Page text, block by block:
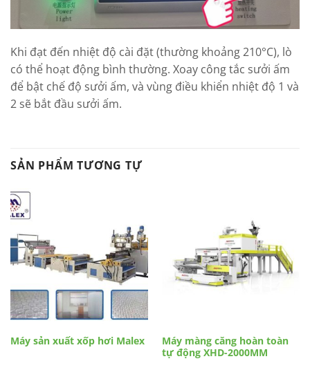
Khi đạt đến nhiệt độ cài đặt (thường khoảng 210°C), lò
có thể hoạt động bình thường. Xoay công tắc sưởi ấm
để bật chế độ sưởi ấm, và vùng điều khiển nhiệt độ 1 và
2 sẽ bắt đầu sưởi ấm.
SẢN PHẨM TƯƠNG TỰ
Máy sản xuất xốp hơi Malex
Máy màng căng hoàn toàn
tự động XHD-2000MM